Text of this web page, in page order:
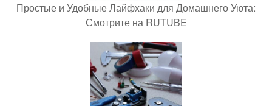
Простые и Удобные Лайфхаки для Домашнего Уюта:
Смотрите на RUTUBE